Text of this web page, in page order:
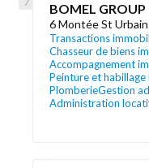
BOMEL GROUP
6 Montée St
Transactions
Chasseur de biens
Accompagnement
Peinture et habillage
PlomberieGestion
Administration